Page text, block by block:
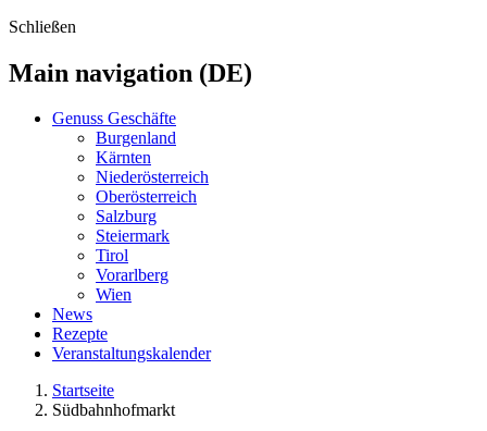
Schließen
Main navigation (DE)
Genuss Geschäfte
Burgenland
Kärnten
Niederösterreich
Oberösterreich
Salzburg
Steiermark
Tirol
Vorarlberg
Wien
News
Rezepte
Veranstaltungskalender
Startseite
Südbahnhofmarkt